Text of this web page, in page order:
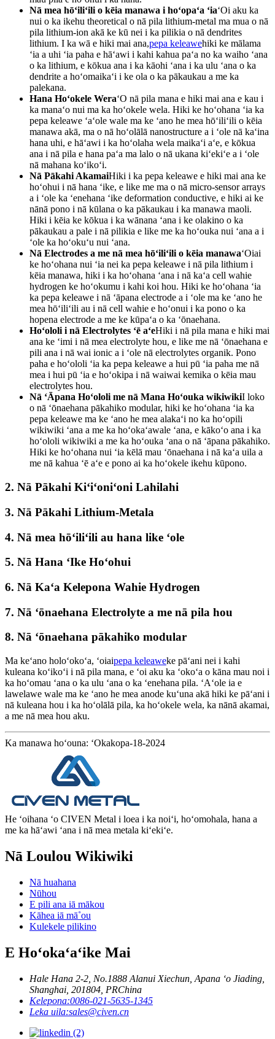
Nā mea hōʻiliʻili o kēia manawa i hoʻopaʻa ʻiaʻOi aku ka
nui o ka ikehu theoretical o nā pila lithium-metal ma mua o nā
pila lithium-ion akā ke kū nei i ka pilikia o nā dendrites
lithium. I ka wā e hiki mai ana,pepa keleawehiki ke mālama
ʻia a uhi ʻia paha e hāʻawi i kahi kahua paʻa no ka waiho ʻana
o ka lithium, e kōkua ana i ka kāohi ʻana i ka ulu ʻana o ka
dendrite a hoʻomaikaʻi i ke ola o ka pākaukau a me ka
palekana.
Hana Hoʻokele WeraʻO nā pila mana e hiki mai ana e kau i
ka manaʻo nui ma ka hoʻokele wela. Hiki ke hoʻohana ʻia ka
pepa keleawe ʻaʻole wale ma ke ʻano he mea hōʻiliʻili o kēia
manawa akā, ma o nā hoʻolālā nanostructure a i ʻole nā ​​​​kaʻina
hana uhi, e hāʻawi i ka hoʻolaha wela maikaʻi aʻe, e kōkua
ana i nā pila e hana paʻa ma lalo o nā ukana kiʻekiʻe a i ʻole
nā ​​​​mahana koʻikoʻi.
Nā Pākahi AkamaiHiki i ka pepa keleawe e hiki mai ana ke
hoʻohui i nā hana ʻike, e like me ma o nā micro-sensor arrays
a i ʻole ka ʻenehana ʻike deformation conductive, e hiki ai ke
nānā pono i nā kūlana o ka pākaukau i ka manawa maoli.
Hiki i kēia ke kōkua i ka wānana ʻana i ke olakino o ka
pākaukau a pale i nā pilikia e like me ka hoʻouka nui ʻana a i
ʻole ka hoʻokuʻu nui ʻana.
Nā Electrodes a me nā mea hōʻiliʻili o kēia manawaʻOiai
ke hoʻohana nui ʻia nei ka pepa keleawe i nā pila lithium i
kēia manawa, hiki i ka hoʻohana ʻana i nā kaʻa cell wahie
hydrogen ke hoʻokumu i kahi koi hou. Hiki ke hoʻohana ʻia
ka pepa keleawe i nā ʻāpana electrode a i ʻole ma ke ʻano he
mea hōʻiliʻili au i nā cell wahie e hoʻonui i ka pono o ka
hopena electrode a me ke kūpaʻa o ka ʻōnaehana.
Hoʻololi i nā Electrolytes ʻē aʻeHiki i nā pila mana e hiki mai
ana ke ʻimi i nā mea electrolyte hou, e like me nā ʻōnaehana e
pili ana i nā wai ionic a i ʻole nā ​​electrolytes organik. Pono
paha e hoʻololi ʻia ka pepa keleawe a hui pū ʻia paha me nā
mea i hui pū ʻia e hoʻokipa i nā waiwai kemika o kēia mau
electrolytes hou.
Nā ʻĀpana Hoʻololi me nā Mana Hoʻouka wikiwikiI loko
o nā ʻōnaehana pākahiko modular, hiki ke hoʻohana ʻia ka
pepa keleawe ma ke ʻano he mea alakaʻi no ka hoʻopili
wikiwiki ʻana a me ka hoʻokaʻawale ʻana, e kākoʻo ana i ka
hoʻololi wikiwiki a me ka hoʻouka ʻana o nā ʻāpana pākahiko.
Hiki ke hoʻohana nui ʻia kēlā mau ʻōnaehana i nā kaʻa uila a
me nā kahua ʻē aʻe e pono ai ka hoʻokele ikehu kūpono.
2. Nā Pākahi Kiʻiʻoniʻoni Lahilahi
3. Nā Pākahi Lithium-Metala
4. Nā mea hōʻiliʻili au hana like ʻole
5. Nā Hana ʻIke Hoʻohui
6. Nā Kaʻa Kelepona Wahie Hydrogen
7. Nā ʻōnaehana Electrolyte a me nā pila hou
8. Nā ʻōnaehana pākahiko modular
Ma keʻano holoʻokoʻa, ʻoiaipepa keleaweke pāʻani nei i kahi
kuleana koʻikoʻi i nā pila mana, e ʻoi aku ka ʻokoʻa o kāna mau noi i
ka hoʻomau ʻana o ka ulu ʻana o ka ʻenehana pila. ʻAʻole ia e
lawelawe wale ma ke ʻano he mea anode kuʻuna akā hiki ke pāʻani i
nā kuleana hou i ka hoʻolālā pila, ka hoʻokele wela, ka nānā akamai,
a me nā mea hou aku.
Ka manawa hoʻouna: ʻOkakopa-18-2024
He ʻoihana ʻo CIVEN Metal i loea i ka noiʻi, hoʻomohala, hana a
me ka hāʻawi ʻana i nā mea metala kiʻekiʻe.
Nā Loulou Wikiwiki
Nā huahana
Nūhou
E pili ana iā mākou
Kāhea iā mā˚ou
Kulekele pilikino
E Hoʻokaʻaʻike Mai
Hale Hana 2-2, No.1888 Alanui Xiechun, Apana ʻo Jiading,
Shanghai, 201804, PRChina
Kelepona:0086-021-5635-1345
Leka uila:sales@civen.cn